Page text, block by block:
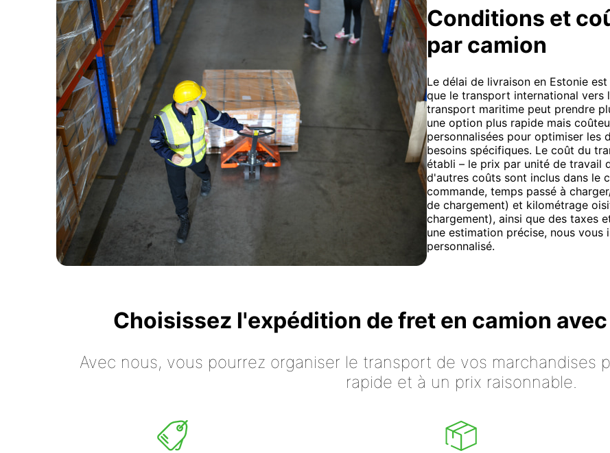
Conditions et
par camion
Le délai de livraison en Estonie
que le transport international vers
transport maritime peut prendre
une option plus rapide mais
personnalisées pour optimiser les
besoins spécifiques. Le coût du
établi – le prix par unité de travail
d'autres coûts sont inclus dans le
commande, temps passé à
de chargement) et kilométrage
chargement), ainsi que des taxes
une estimation précise, nous
personnalisé.
Choisissez l'expédition de fret en camion
Avec nous, vous pourrez organiser le transport de vos marchandises
rapide et à un prix raisonnable.